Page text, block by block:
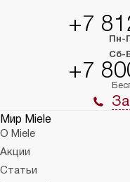
+7
Пн-
Сб-
+7
Мир Miele
О Miele
Акции
Статьи